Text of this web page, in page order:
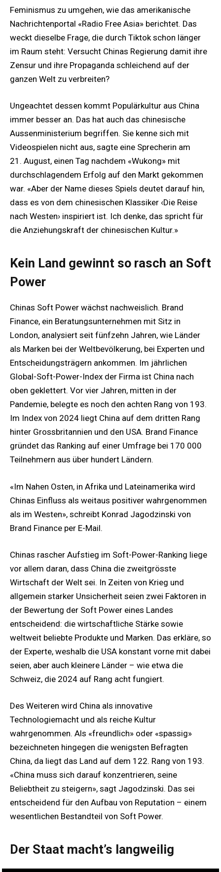
Feminismus zu umgehen, wie das amerikanische
Nachrichtenportal «Radio Free Asia» berichtet. Das
weckt dieselbe Frage, die durch Tiktok schon länger
im Raum steht: Versucht Chinas Regierung damit ihre
Zensur und ihre Propaganda schleichend auf der
ganzen Welt zu verbreiten?
Ungeachtet dessen kommt Populärkultur aus China
immer besser an. Das hat auch das chinesische
Aussenministerium begriffen. Sie kenne sich mit
Videospielen nicht aus, sagte eine Sprecherin am
21. August, einen Tag nachdem «Wukong» mit
durchschlagendem Erfolg auf den Markt gekommen
war. «Aber der Name dieses Spiels deutet darauf hin,
dass es von dem chinesischen Klassiker ‹Die Reise
nach Westen› inspiriert ist. Ich denke, das spricht für
die Anziehungskraft der chinesischen Kultur.»
Kein Land gewinnt so rasch an Soft
Power
Chinas Soft Power wächst nachweislich. Brand
Finance, ein Beratungsunternehmen mit Sitz in
London, analysiert seit fünfzehn Jahren, wie Länder
als Marken bei der Weltbevölkerung, bei Experten und
Entscheidungsträgern ankommen. Im jährlichen
Global-Soft-Power-Index der Firma ist China nach
oben geklettert. Vor vier Jahren, mitten in der
Pandemie, belegte es noch den achten Rang von 193.
Im Index von 2024 liegt China auf dem dritten Rang
hinter Grossbritannien und den USA. Brand Finance
gründet das Ranking auf einer Umfrage bei 170 000
Teilnehmern aus über hundert Ländern.
«Im Nahen Osten, in Afrika und Lateinamerika wird
Chinas Einfluss als weitaus positiver wahrgenommen
als im Westen», schreibt Konrad Jagodzinski von
Brand Finance per E-Mail.
Chinas rascher Aufstieg im Soft-Power-Ranking liege
vor allem daran, dass China die zweitgrösste
Wirtschaft der Welt sei. In Zeiten von Krieg und
allgemein starker Unsicherheit seien zwei Faktoren in
der Bewertung der Soft Power eines Landes
entscheidend: die wirtschaftliche Stärke sowie
weltweit beliebte Produkte und Marken. Das erkläre, so
der Experte, weshalb die USA konstant vorne mit dabei
seien, aber auch kleinere Länder – wie etwa die
Schweiz, die 2024 auf Rang acht fungiert.
Des Weiteren wird China als innovative
Technologiemacht und als reiche Kultur
wahrgenommen. Als «freundlich» oder «spassig»
bezeichneten hingegen die wenigsten Befragten
China, da liegt das Land auf dem 122. Rang von 193.
«China muss sich darauf konzentrieren, seine
Beliebtheit zu steigern», sagt Jagodzinski. Das sei
entscheidend für den Aufbau von Reputation – einem
wesentlichen Bestandteil von Soft Power.
Der Staat macht’s langweilig